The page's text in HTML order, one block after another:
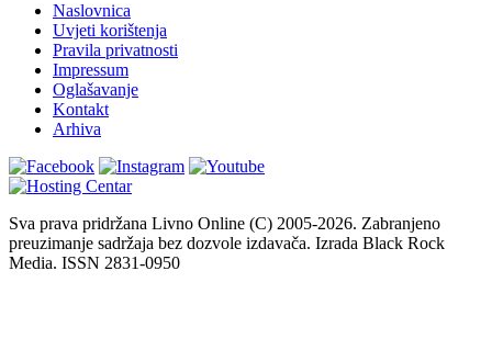
Naslovnica
Uvjeti korištenja
Pravila privatnosti
Impressum
Oglašavanje
Kontakt
Arhiva
Sva prava pridržana Livno Online (C) 2005-2026. Zabranjeno
preuzimanje sadržaja bez dozvole izdavača. Izrada Black Rock
Media. ISSN 2831-0950